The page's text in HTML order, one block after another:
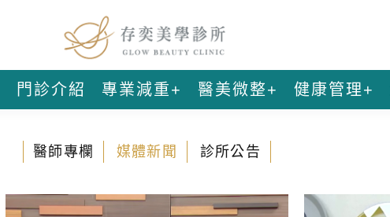
門診介紹 專業減重+ 醫美微整+ 健康管理+
醫師專欄 媒體新聞 診所公告